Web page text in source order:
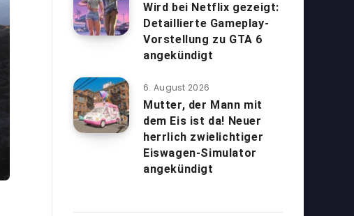
Wird bei Netflix gezeigt:
Detaillierte Gameplay-
Vorstellung zu GTA 6
angekündigt
6. August 2026
Mutter, der Mann mit
dem Eis ist da! Neuer
herrlich zwielichtiger
Eiswagen-Simulator
angekündigt